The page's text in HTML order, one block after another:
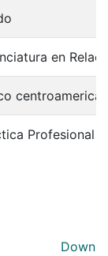
en
Profesional
Down